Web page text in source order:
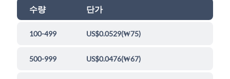
수량 단가
100-499 US$0.0529(₩75)
500-999 US$0.0476(₩67)